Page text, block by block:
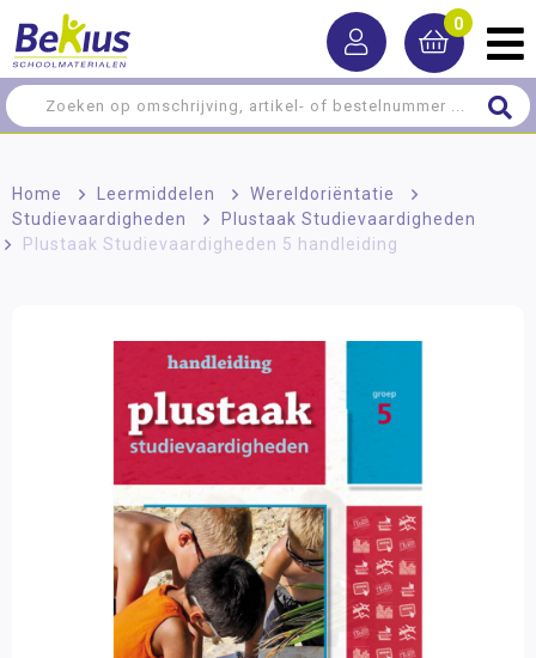
0
Home > Leermiddelen > Wereldoriëntatie
>
Studievaardigheden
> Plustaak Studievaardigheden
Plustaak Studievaardigheden 5 handleiding